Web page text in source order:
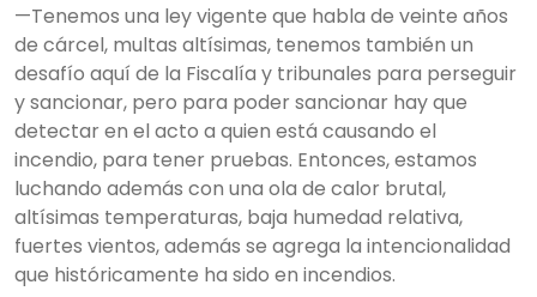
—Tenemos una ley vigente que habla de veinte años
de cárcel, multas altísimas, tenemos también un
desafío aquí de la Fiscalía y tribunales para perseguir
y sancionar, pero para poder sancionar hay que
detectar en el acto a quien está causando el
incendio, para tener pruebas. Entonces, estamos
luchando además con una ola de calor brutal,
altísimas temperaturas, baja humedad relativa,
fuertes vientos, además se agrega la intencionalidad
que históricamente ha sido en incendios.